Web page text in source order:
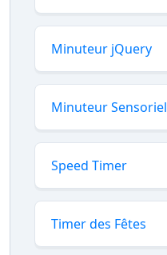
Minuteur jQuery
Minuteur Sensoriel
Speed Timer
Timer des Fêtes